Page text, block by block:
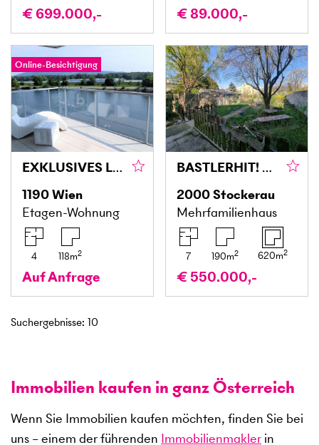
€ 699.000,- € 89.000,-
Online-Besichtigung
EXKLUSIVES LEBEN IM NATURERHOLUNGSGEBIET
1190Wien
Etagen-Wohnung
4 118m2
Auf Anfrage
BASTLERHIT! KREATIV WERDEN UND EIGENHEIM GESTALTEN
2000Stockerau
Mehrfamilienhaus
7 190m2 620m2
€ 550.000,-
Suchergebnisse: 10
Immobilien kaufen in ganz Österreich
Wenn Sie Immobilien kaufen möchten, finden Sie bei
uns – einem der führenden Immobilienmakler in